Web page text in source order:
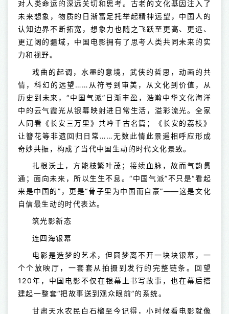
对人类命运的深远关切和思考。古老的文化基因注入了
未来想象，物质的日渐富足托举起精神远望，中国人的
认知边界不断拓宽，想象力也随之飞跃至更高、更远、
更辽阔的疆域，中国电影拥有了思考人类共同未来的实
力和视野。
戏曲的起调，水墨的意境，武侠的哲思，动画的共
情，科幻的远望……从符号到审美，从文化到价值，从
历史到未来，“中国气派”日渐丰盈，浩瀚中华文化海洋
中的云气霞光从银幕映射进日常生活，溢彩流光。全家
人同看《长安三万里》共吟千古名篇；《长安的荔枝》
让簪花等非遗回归日常……无数此情此景遥相呼应形成
奇妙共振，构成了当代中国生动的时代文化景致。
扎根沃土，方能枝繁叶茂；接续血脉，故而气韵贯
通；面向未来，所以生生不息。“中国气派”不只是“看起
来是中国的”，更是“骨子里为中国而自豪”——这是文化
自信最生动的时代表达。
筑光影新态
连四海银幕
电影是造梦的艺术，但圆梦离不开一块块银幕，一
个个放映厅，一套套从拍摄到发行的完整链条。回望
120年，中国电影不仅在银幕上书写故事，也在幕后搭
建起一整套“把故事送到观众眼前”的系统。
甘肃天水农民白石榴至今记得，小时候看电影就像